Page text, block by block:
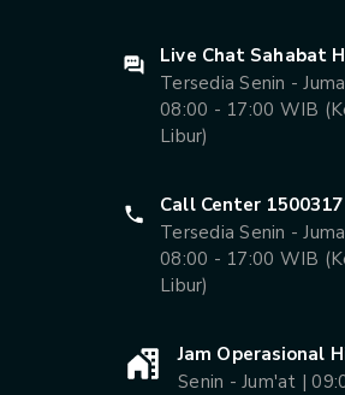
Live Chat Sahabat
Tersedia Senin -
08:00 - 17:00 WIB
Libur)
Call Center 1500317
Tersedia Senin -
08:00 - 17:00 WIB
Libur)
Jam Operasional
Senin - Jum'at |